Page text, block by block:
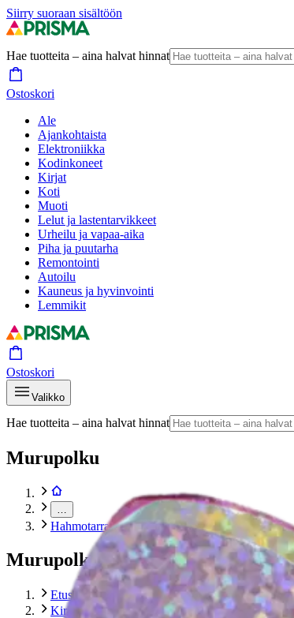
Siirry suoraan sisältöön
Hae tuotteita – aina halvat hinnat
Ostoskori
Ale
Ajankohtaista
Elektroniikka
Kodinkoneet
Kirjat
Koti
Muoti
Lelut ja lastentarvikkeet
Urheilu ja vapaa-aika
Piha ja puutarha
Remontointi
Autoilu
Kauneus ja hyvinvointi
Lemmikit
Ostoskori
Valikko
Hae tuotteita – aina halvat hinnat
Murupolku
Hahmotarrat
Murupolku
Etusivu
Kirjat